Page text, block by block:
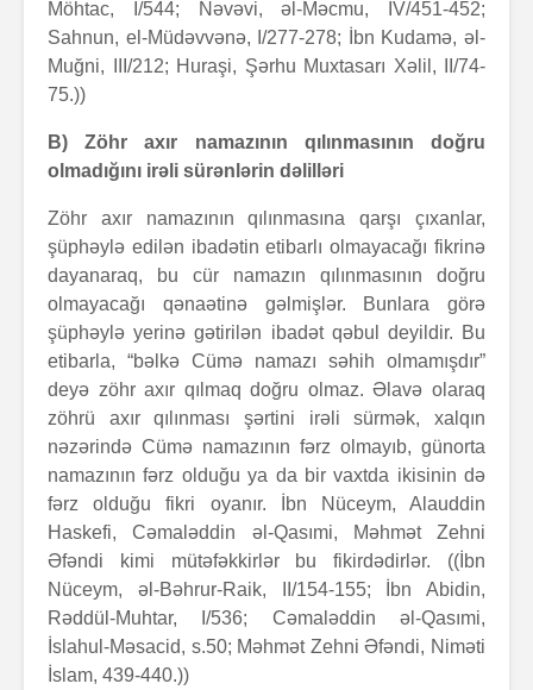
Möhtac, I/544; Nəvəvi, əl-Məcmu, IV/451-452;
Sahnun, el-Müdəvvənə, I/277-278; İbn Kudamə, əl-
Muğni, III/212; Huraşi, Şərhu Muxtasarı Xəlil, II/74-
75.))
B) Zöhr axır namazının qılınmasının doğru
olmadığını irəli sürənlərin dəlilləri
Zöhr axır namazının qılınmasına qarşı çıxanlar,
şüphəylə edilən ibadətin etibarlı olmayacağı fikrinə
dayanaraq, bu cür namazın qılınmasının doğru
olmayacağı qənaətinə gəlmişlər. Bunlara görə
şüphəylə yerinə gətirilən ibadət qəbul deyildir. Bu
etibarla, “bəlkə Cümə namazı səhih olmamışdır”
deyə zöhr axır qılmaq doğru olmaz. Əlavə olaraq
zöhrü axır qılınması şərtini irəli sürmək, xalqın
nəzərində Cümə namazının fərz olmayıb, günorta
namazının fərz olduğu ya da bir vaxtda ikisinin də
fərz olduğu fikri oyanır. İbn Nüceym, Alauddin
Haskefi, Cəmaləddin əl-Qasımi, Məhmət Zehni
Əfəndi kimi mütəfəkkirlər bu fikirdədirlər. ((İbn
Nüceym, əl-Bəhrur-Raik, II/154-155; İbn Abidin,
Rəddül-Muhtar, I/536; Cəmaləddin əl-Qasımi,
İslahul-Məsacid, s.50; Məhmət Zehni Əfəndi, Niməti
İslam, 439-440.))